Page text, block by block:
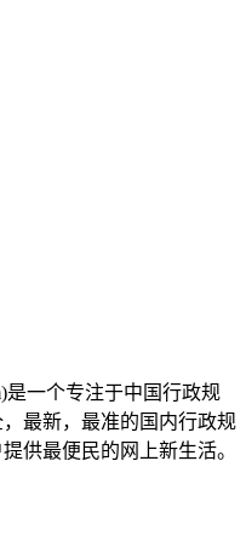
是一个专注于中国行政规
最新，最准的国内行政规
供最便民的网上新生活。